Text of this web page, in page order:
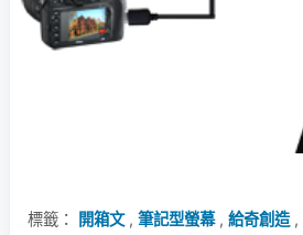
標籤： 開箱文, 筆記型螢幕, 給奇創造,